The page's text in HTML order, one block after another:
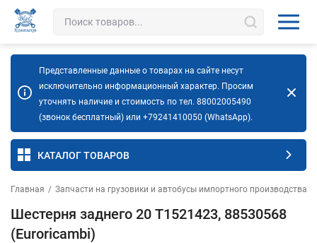
Представленные данные о товарах на сайте несут
исключительно информационный характер. Просим
уточнять наличие и стоимость по тел. 88002005490
(звонок бесплатный) или +79241410050 (WhatsApp).
КАТАЛОГ ТОВАРОВ
Главная / Запчасти на грузовики и автобусы импортного производства
Шестерня заднего 20 T1521423, 88530568
(Euroricambi)